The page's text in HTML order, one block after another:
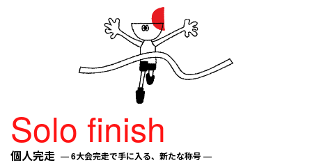
Solo finish
個人完走 ― 6大会完走で手に入る、新たな称号 ―​